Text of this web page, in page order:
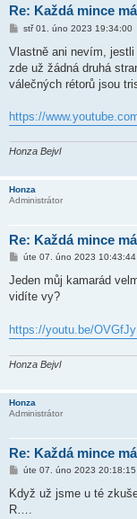
Re: Každá mince
P
í
p
ě
k
stř 01. úno 2023 19:34:00
Vlastně ani nevím,
zde už žádná druhá
válečných rétorů jsou
https://
Honza Bejvl
Honza
Administrátor
Re: Každá mince
P
í
p
e
k
úte 07. úno 2023 10:43:44
Jeden můj kamarád
vidíte vy?
https://youtu.be/
Honza Bejvl
Honza
Administrátor
Re: Každá mince
P
í
s
p
úte 07. úno 2023 20:18:15
Když už jsme u té
R….